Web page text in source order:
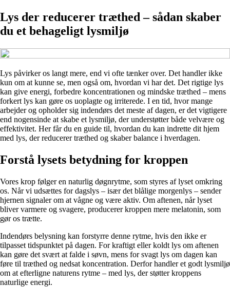
Lys der reducerer træthed – sådan skaber
du et behageligt lysmiljø
Lys påvirker os langt mere, end vi ofte tænker over. Det handler ikke
kun om at kunne se, men også om, hvordan vi har det. Det rigtige lys
kan give energi, forbedre koncentrationen og mindske træthed – mens
forkert lys kan gøre os uoplagte og irriterede. I en tid, hvor mange
arbejder og opholder sig indendørs det meste af dagen, er det vigtigere
end nogensinde at skabe et lysmiljø, der understøtter både velvære og
effektivitet. Her får du en guide til, hvordan du kan indrette dit hjem
med lys, der reducerer træthed og skaber balance i hverdagen.
Forstå lysets betydning for kroppen
Vores krop følger en naturlig døgnrytme, som styres af lyset omkring
os. Når vi udsættes for dagslys – især det blålige morgenlys – sender
hjernen signaler om at vågne og være aktiv. Om aftenen, når lyset
bliver varmere og svagere, producerer kroppen mere melatonin, som
gør os trætte.
Indendørs belysning kan forstyrre denne rytme, hvis den ikke er
tilpasset tidspunktet på dagen. For kraftigt eller koldt lys om aftenen
kan gøre det svært at falde i søvn, mens for svagt lys om dagen kan
føre til træthed og nedsat koncentration. Derfor handler et godt lysmiljø
om at efterligne naturens rytme – med lys, der støtter kroppens
naturlige energi.